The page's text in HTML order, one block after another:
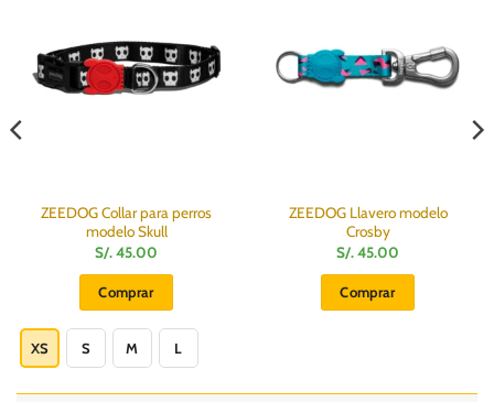
ZEEDOG Collar para perros
modelo Skull
S/.45.00
Comprar
producto
tiene
múltiples
XS S M L
ZEEDOG Llavero modelo
Crosby
S/.45.00
Comprar